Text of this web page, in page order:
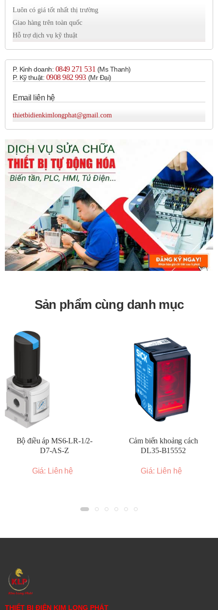
Đặc điểm nổi bật:
Thiết kế module:
Dễ dàng lắp đặt và bảo trì.
Có thể kết hợp với các module khác để tạo thành một
hệ thống xử lý khí nén hoàn chỉnh.
Hiệu suất lọc cao:
dụng khắt khe.
Độ chính xác điều chỉnh áp suất cao:
Vật liệu chất lượng cao:
Đảm bảo độ bền và tuổi thọ cao.
Ứng dụng:
Sử dụng trong các hệ thống khí nén công nghiệp.
Ứng dụng trong các ngành sản xuất, chế tạo, lắp ráp.
Sử dụng trong các hệ thống tự động hóa.
Bảo hành 12 tháng
Luôn có giá tốt nhất thị trường
Giao hàng trên toàn quốc
Hỗ trợ dịch vụ kỹ thuật
P. Kinh doanh: 0849 271 531 (Ms Thanh)
P. Kỹ thuật: 0908 982 993​ (Mr Đại)
Email liên hệ
thietbidienkimlongphat@gmail.com
Sản phẩm cùng danh mục
Bộ điều áp MS6-LR-1/2-
D7-AS-Z
Giá: Liên hệ
Cảm biến khoảng cách
DL35-B15552
Giá: Liên hệ
THIẾT BỊ ĐIỆN KIM LONG PHÁT